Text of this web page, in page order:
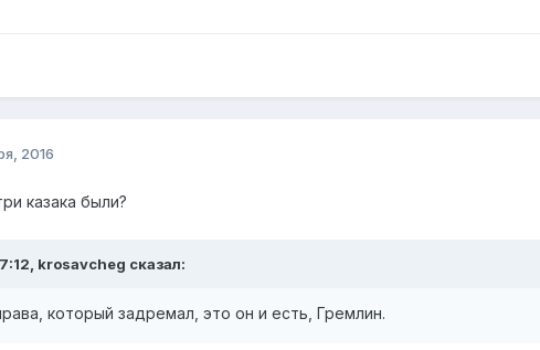
2016
казака были?
krosavcheg сказал:
который задремал, это он и есть, Гремлин.